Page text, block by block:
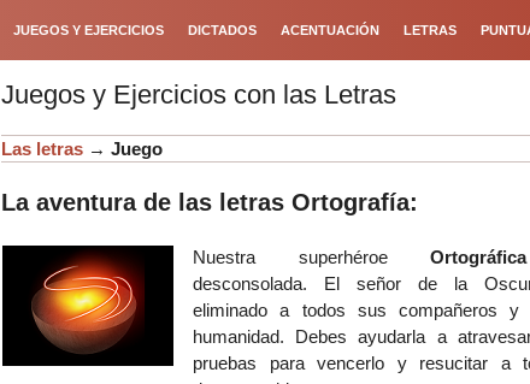
JUEGOS Y EJERCICIOS DICTADOS ACENTUACIÓN LETRAS
Juegos y Ejercicios con las Letras
Las letras → Juego
La aventura de las letras Ortografía:
Nuestra superhéroeOrtográfica
desconsolada. El señor de la
eliminado a todos sus compañeros y
humanidad. Debes ayudarla a
pruebas para vencerlo y resucitar a